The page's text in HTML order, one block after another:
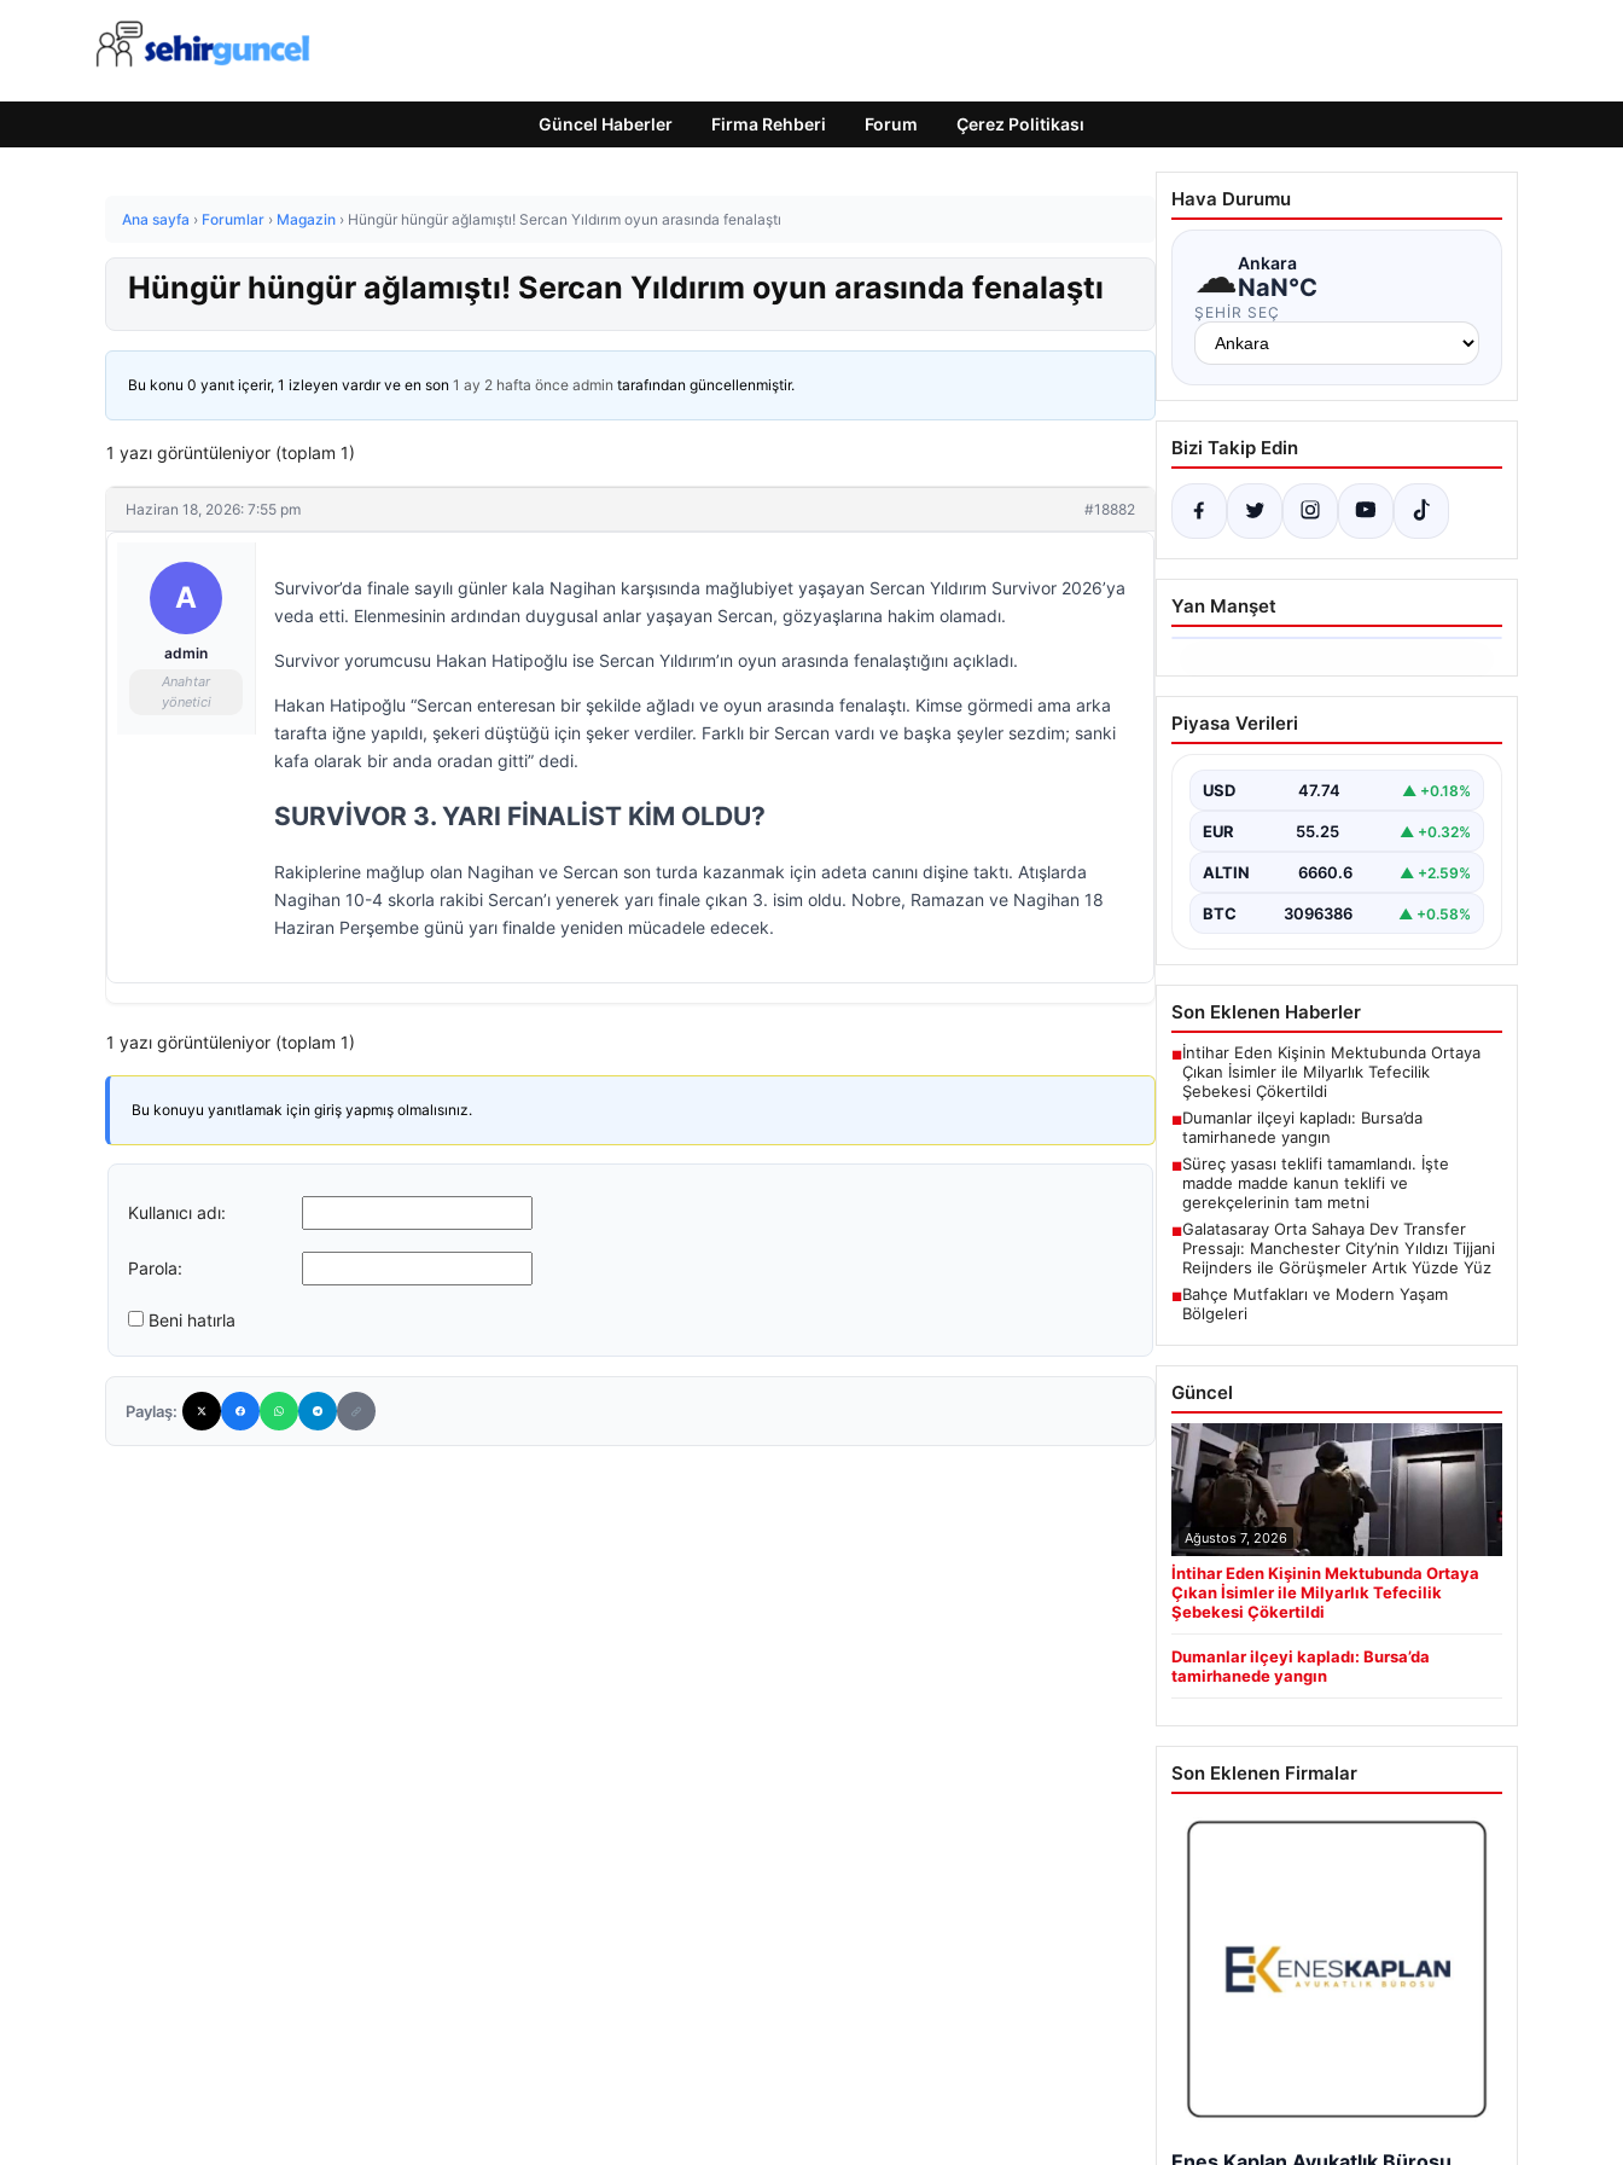
Güncel Haberler Firma Rehberi Forum Çerez Politikası
Ana sayfa › Forumlar › Magazin › Hüngür hüngür ağlamıştı! Sercan Yıldırım oyun arasında fenalaştı
Hüngür hüngür ağlamıştı! Sercan Yıldırım oyun arasında fenalaştı
Bu konu 0 yanıt içerir, 1 izleyen vardır ve en son 1 ay 2 hafta önce admin tarafından güncellenmiştir.
1 yazı görüntüleniyor (toplam 1)
Haziran 18, 2026: 7:55 pm #18882
A
admin
Anahtar
yönetici
Survivor’da finale sayılı günler kala Nagihan karşısında mağlubiyet yaşayan Sercan Yıldırım Survivor 2026’ya
veda etti. Elenmesinin ardından duygusal anlar yaşayan Sercan, gözyaşlarına hakim olamadı.
Survivor yorumcusu Hakan Hatipoğlu ise Sercan Yıldırım’ın oyun arasında fenalaştığını açıkladı.
Hakan Hatipoğlu “Sercan enteresan bir şekilde ağladı ve oyun arasında fenalaştı. Kimse görmedi ama arka
tarafta iğne yapıldı, şekeri düştüğü için şeker verdiler. Farklı bir Sercan vardı ve başka şeyler sezdim; sanki
kafa olarak bir anda oradan gitti” dedi.
SURVİVOR 3. YARI FİNALİST KİM OLDU?
Rakiplerine mağlup olan Nagihan ve Sercan son turda kazanmak için adeta canını dişine taktı. Atışlarda
Nagihan 10-4 skorla rakibi Sercan’ı yenerek yarı finale çıkan 3. isim oldu. Nobre, Ramazan ve Nagihan 18
Haziran Perşembe günü yarı finalde yeniden mücadele edecek.
1 yazı görüntüleniyor (toplam 1)
Bu konuyu yanıtlamak için giriş yapmış olmalısınız.
Kullanıcı adı:
Parola:
Beni hatırla
Paylaş:
Hava Durumu
☁Ankara
NaN°C
ŞEHIR SEÇ
Bizi Takip Edin
Yan Manşet
06.08.2026
Dumanlar ilçeyi kapladı:
Bursa’da tamirhanede
Piyasa Verileri
USD 47.74 ▲ +0.18%
EUR 55.25 ▲ +0.32%
ALTIN 6660.6 ▲ +2.59%
BTC 3096386 ▲ +0.58%
Son Eklenen Haberler
■İntihar Eden Kişinin Mektubunda Ortaya
Çıkan İsimler ile Milyarlık Tefecilik
Şebekesi Çökertildi
■Dumanlar ilçeyi kapladı: Bursa’da
tamirhanede yangın
■Süreç yasası teklifi tamamlandı. İşte
madde madde kanun teklifi ve
gerekçelerinin tam metni
■Galatasaray Orta Sahaya Dev Transfer
Pressajı: Manchester City’nin Yıldızı Tijjani
Reijnders ile Görüşmeler Artık Yüzde Yüz
■Bahçe Mutfakları ve Modern Yaşam
Bölgeleri
Güncel
Ağustos 7, 2026
İntihar Eden Kişinin Mektubunda Ortaya
Çıkan İsimler ile Milyarlık Tefecilik
Şebekesi Çökertildi
Dumanlar ilçeyi kapladı: Bursa’da
tamirhanede yangın
Son Eklenen Firmalar